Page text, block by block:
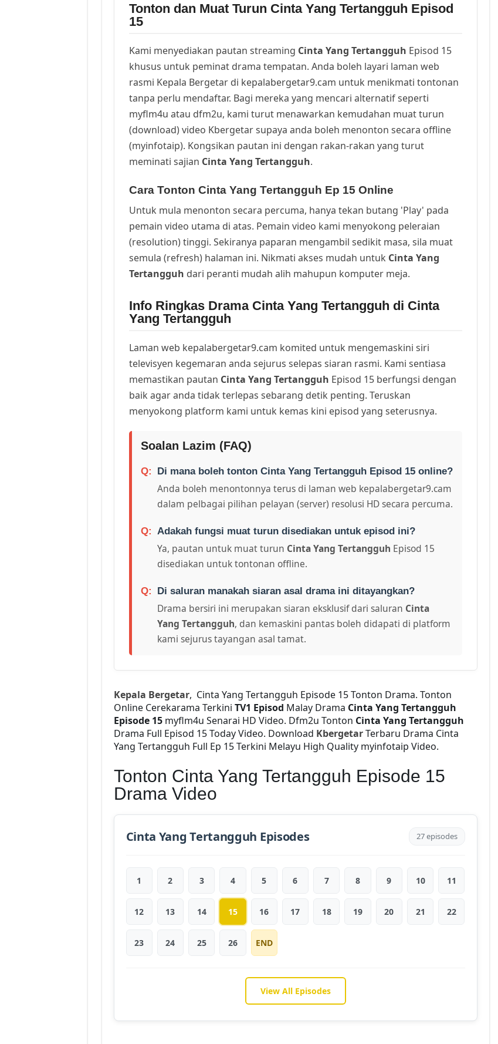
Tonton dan Muat Turun Cinta Yang Tertangguh Episod
15
Kami menyediakan pautan streaming Cinta Yang Tertangguh Episod 15
khusus untuk peminat drama tempatan. Anda boleh layari laman web
rasmi Kepala Bergetar di kepalabergetar9.cam untuk menikmati tontonan
tanpa perlu mendaftar. Bagi mereka yang mencari alternatif seperti
myflm4u atau dfm2u, kami turut menawarkan kemudahan muat turun
(download) video Kbergetar supaya anda boleh menonton secara offline
(myinfotaip). Kongsikan pautan ini dengan rakan-rakan yang turut
meminati sajian Cinta Yang Tertangguh.
Cara Tonton Cinta Yang Tertangguh Ep 15 Online
Untuk mula menonton secara percuma, hanya tekan butang 'Play' pada
pemain video utama di atas. Pemain video kami menyokong peleraian
(resolution) tinggi. Sekiranya paparan mengambil sedikit masa, sila muat
semula (refresh) halaman ini. Nikmati akses mudah untuk Cinta Yang
Tertangguh dari peranti mudah alih mahupun komputer meja.
Info Ringkas Drama Cinta Yang Tertangguh di Cinta
Yang Tertangguh
Laman web kepalabergetar9.cam komited untuk mengemaskini siri
televisyen kegemaran anda sejurus selepas siaran rasmi. Kami sentiasa
memastikan pautan Cinta Yang Tertangguh Episod 15 berfungsi dengan
baik agar anda tidak terlepas sebarang detik penting. Teruskan
menyokong platform kami untuk kemas kini episod yang seterusnya.
Soalan Lazim (FAQ)
Di mana boleh tonton Cinta Yang Tertangguh Episod 15 online?
Anda boleh menontonnya terus di laman web kepalabergetar9.cam
dalam pelbagai pilihan pelayan (server) resolusi HD secara percuma.
Adakah fungsi muat turun disediakan untuk episod ini?
Ya, pautan untuk muat turun Cinta Yang Tertangguh Episod 15
disediakan untuk tontonan offline.
Di saluran manakah siaran asal drama ini ditayangkan?
Drama bersiri ini merupakan siaran eksklusif dari saluran Cinta
Yang Tertangguh, dan kemaskini pantas boleh didapati di platform
kami sejurus tayangan asal tamat.
Kepala Bergetar, Cinta Yang Tertangguh Episode 15 Tonton Drama. Tonton
Online Cerekarama Terkini TV1 Episod Malay Drama Cinta Yang Tertangguh
Episode 15 myflm4u Senarai HD Video. Dfm2u Tonton Cinta Yang Tertangguh
Drama Full Episod 15 Today Video. Download KbergetarTerbaru Drama Cinta
Yang Tertangguh Full Ep 15 Terkini Melayu High Quality myinfotaip Video.
Tonton Cinta Yang Tertangguh Episode 15
Drama Video
Cinta Yang Tertangguh Episodes 27 episodes
1 2 3 4 5 6 7 8 9 10 11
12 13 14 15 16 17 18 19 20 21 22
23 24 25 26 END
View All Episodes